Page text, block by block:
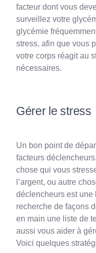
facteur dont vous
surveillez votre
glycémie
stress, afin que vous
votre corps réagit au
nécessaires.
Gérer le stress
Un bon point de
facteurs
chose qui vous
l’argent, ou autre
déclencheurs est une
recherche de façons
en main une liste de
aussi vous aider à
Voici quelques